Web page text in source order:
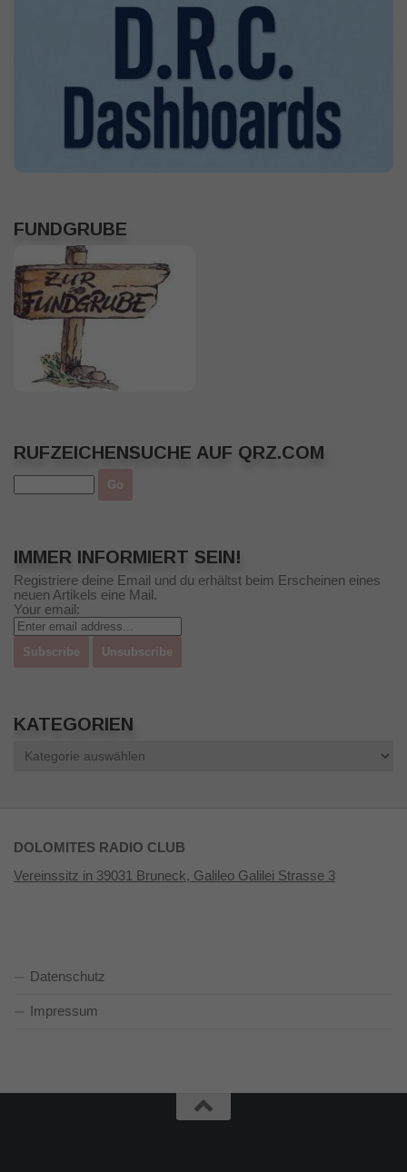
FUNDGRUBE
RUFZEICHENSUCHE AUF QRZ.COM
IMMER INFORMIERT SEIN!
Registriere deine Email und du erhältst beim Erscheinen eines
neuen Artikels eine Mail.
Your email:
KATEGORIEN
DOLOMITES RADIO CLUB
Vereinssitz in 39031 Bruneck, Galileo Galilei Strasse 3
Datenschutz
Impressum